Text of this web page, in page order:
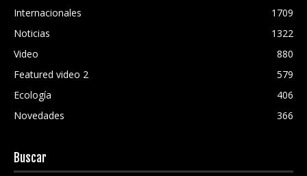
Internacionales
1709
Noticias
1322
Video
880
Featured video 2
579
Ecología
406
Novedades
366
Buscar